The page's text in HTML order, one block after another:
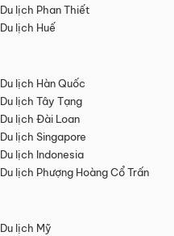
Du lịch Phan Thiết
Du lịch Huế
Du lịch Hàn Quốc
Du lịch Tây Tạng
Du lịch Đài Loan
Du lịch Singapore
Du lịch Indonesia
Du lịch Phượng Hoàng Cổ Trấn
Du lịch Mỹ